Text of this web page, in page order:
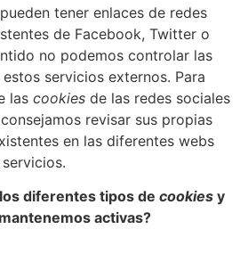
tener enlaces de redes
de Facebook, Twitter o
no podemos controlar las
servicios externos. Para
las cookies de las redes sociales
revisar sus propias
en las diferentes webs
diferentes tipos de cookies y
mantenemos activas?